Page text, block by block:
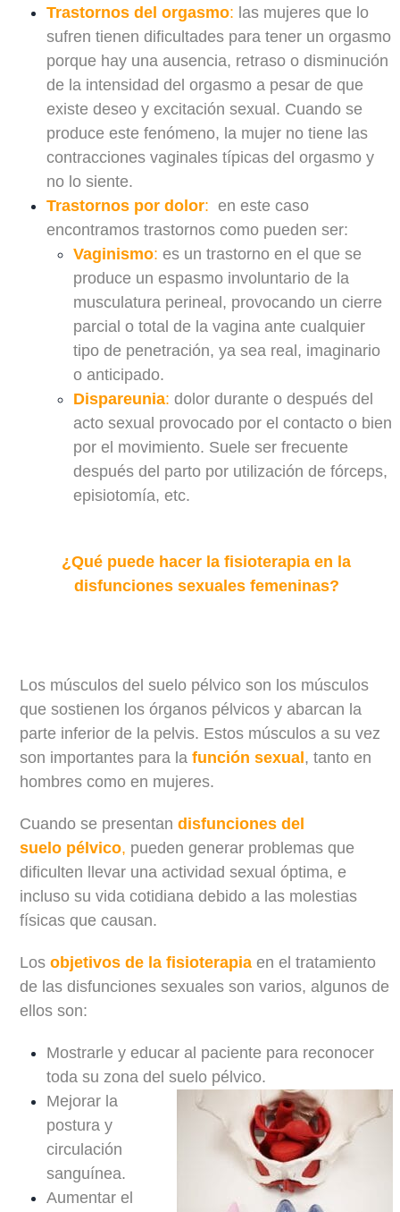
Trastornos del orgasmo: las mujeres que lo
sufren tienen dificultades para tener un orgasmo
porque hay una ausencia, retraso o disminución
de la intensidad del orgasmo a pesar de que
existe deseo y excitación sexual. Cuando se
produce este fenómeno, la mujer no tiene las
contracciones vaginales típicas del orgasmo y
no lo siente.
Trastornos por dolor: en este caso
encontramos trastornos como pueden ser:
Vaginismo:es un trastorno en el que se
produce un espasmo involuntario de la
musculatura perineal, provocando un cierre
parcial o total de la vagina ante cualquier
tipo de penetración, ya sea real, imaginario
o anticipado.
Dispareunia: dolor durante o después del
acto sexual provocado por el contacto o bien
por el movimiento. Suele ser frecuente
después del parto por utilización de fórceps,
episiotomía, etc.
¿Qué puede hacer la fisioterapia en la
disfunciones sexuales femeninas?
Los músculos del suelo pélvico son los músculos
que sostienen los órganos pélvicos y abarcan la
parte inferior de la pelvis. Estos músculos a su vez
son importantes para lafunción sexual , tanto en
hombres como en mujeres.
Cuando se presentandisfunciones del
suelo pélvico, pueden generar problemas que
dificulten llevar una actividad sexual óptima, e
incluso su vida cotidiana debido a las molestias
físicas que causan.
Losobjetivos de la fisioterapia en el tratamiento
de las disfunciones sexuales son varios, algunos de
ellos son:
Mostrarle y educar al paciente para reconocer
toda su zona del suelo pélvico.
Mejorar la
postura y
circulación
sanguínea.
Aumentar el